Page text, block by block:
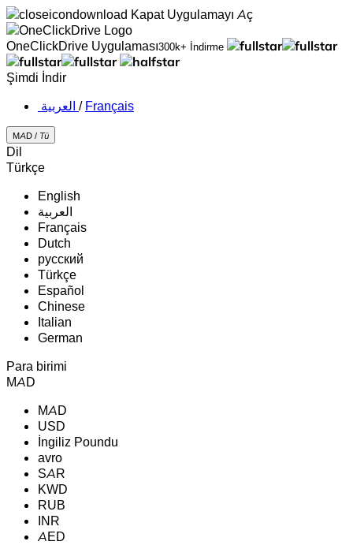
Kapat Uygulamayı Aç
OneClickDrive Uygulaması300k+ İndirme
Şimdi İndir
‏العربية ‏ / Français
MAD / Tü
Dil
Türkçe
English
‏العربية‏
Français
Dutch
русский
Türkçe
Español
Chinese
Italian
German
Para birimi
MAD
MAD
USD
İngiliz Poundu
avro
SAR
KWD
RUB
INR
AED